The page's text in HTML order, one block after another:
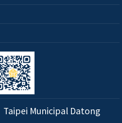
Taipei Municipal Datong